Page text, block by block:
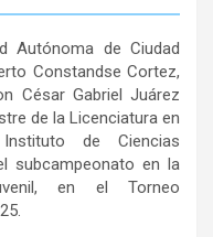
Autónoma de Ciudad
Constandse Cortez,
César Gabriel Juárez
de la Licenciatura en
de Ciencias
subcampeonato en la
en el Torneo